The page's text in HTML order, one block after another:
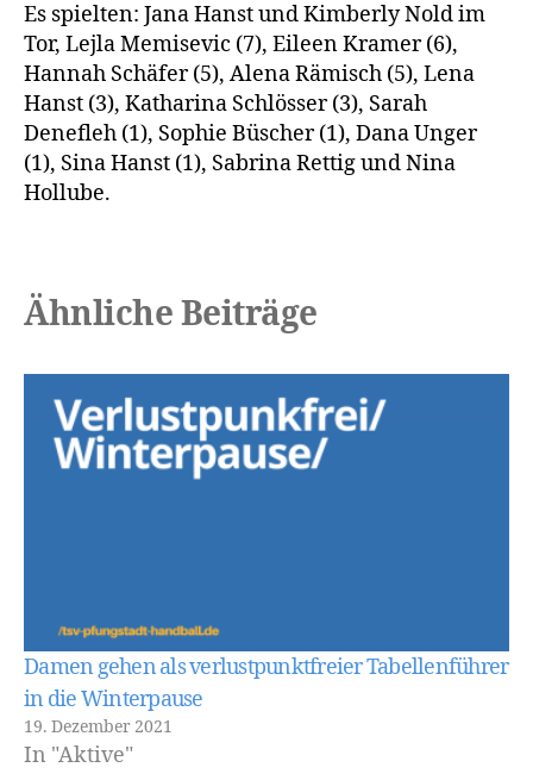
Es spielten: Jana Hanst und Kimberly Nold im
Tor, Lejla Memisevic (7), Eileen Kramer (6),
Hannah Schäfer (5), Alena Rämisch (5), Lena
Hanst (3), Katharina Schlösser (3), Sarah
Denefleh (1), Sophie Büscher (1), Dana Unger
(1), Sina Hanst (1), Sabrina Rettig und Nina
Hollube.
Ähnliche Beiträge
Damen gehen als verlustpunktfreier Tabellenführer
in die Winterpause
19. Dezember 2021
In "Aktive"